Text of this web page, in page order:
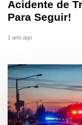
Acidente de
Para Seguir!
1 ano ago